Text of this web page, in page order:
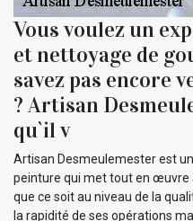
Vous voulez un
et nettoyage de
savez pas encore
? Artisan
qu`il v
Artisan Desmeulemester est
peinture qui met tout en
que ce soit au niveau de la
la rapidité de ses opérations